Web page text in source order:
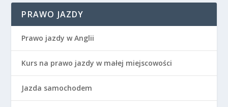
PRAWO JAZDY
Prawo jazdy w Anglii
Kurs na prawo jazdy w małej miejscowości
Jazda samochodem